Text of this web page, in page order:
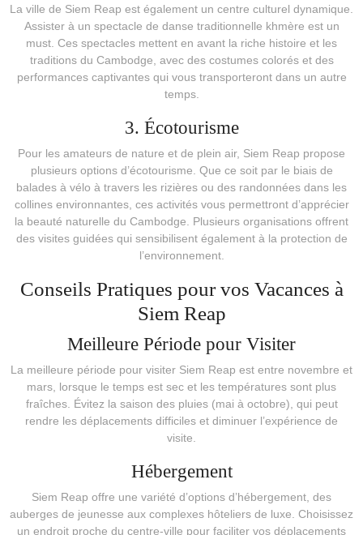
La ville de Siem Reap est également un centre culturel dynamique.
Assister à un spectacle de danse traditionnelle khmère est un
must. Ces spectacles mettent en avant la riche histoire et les
traditions du Cambodge, avec des costumes colorés et des
performances captivantes qui vous transporteront dans un autre
temps.
3. Écotourisme
Pour les amateurs de nature et de plein air, Siem Reap propose
plusieurs options d’écotourisme. Que ce soit par le biais de
balades à vélo à travers les rizières ou des randonnées dans les
collines environnantes, ces activités vous permettront d’apprécier
la beauté naturelle du Cambodge. Plusieurs organisations offrent
des visites guidées qui sensibilisent également à la protection de
l’environnement.
Conseils Pratiques pour vos Vacances à
Siem Reap
Meilleure Période pour Visiter
La meilleure période pour visiter Siem Reap est entre novembre et
mars, lorsque le temps est sec et les températures sont plus
fraîches. Évitez la saison des pluies (mai à octobre), qui peut
rendre les déplacements difficiles et diminuer l’expérience de
visite.
Hébergement
Siem Reap offre une variété d’options d’hébergement, des
auberges de jeunesse aux complexes hôteliers de luxe. Choisissez
un endroit proche du centre-ville pour faciliter vos déplacements